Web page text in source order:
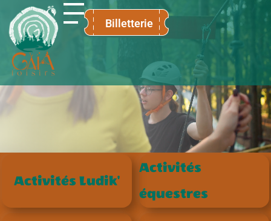
Gaïa Loisirs
Terre ludique et innovante pour tous
Billetterie
Activités Ludik'
Activités
équestres